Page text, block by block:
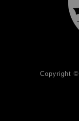
Copyright